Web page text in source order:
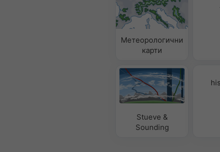
Метеорологични
карти
Stueve &
Sounding